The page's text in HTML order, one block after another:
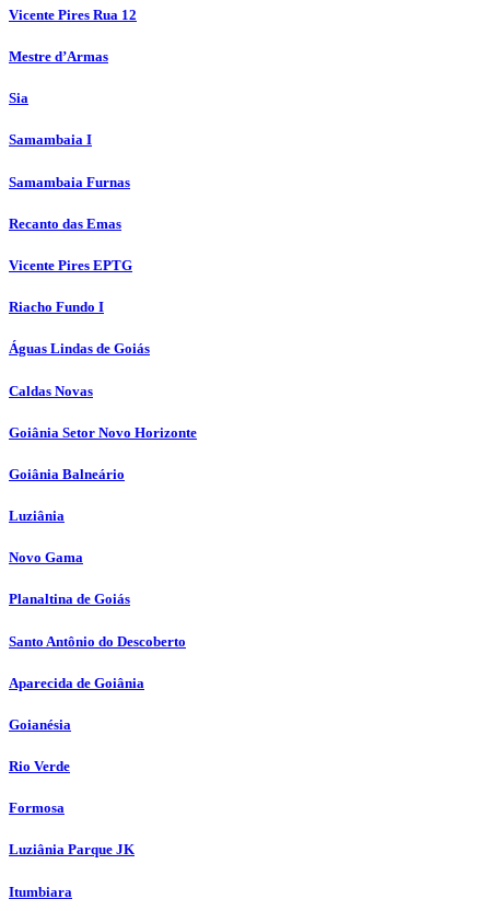
Vicente Pires Rua 12
Mestre d’Armas
Sia
Samambaia I
Samambaia Furnas
Recanto das Emas
Vicente Pires EPTG
Riacho Fundo I
Águas Lindas de Goiás
Caldas Novas
Goiânia Setor Novo Horizonte
Goiânia Balneário
Luziânia
Novo Gama
Planaltina de Goiás
Santo Antônio do Descoberto
Aparecida de Goiânia
Goianésia
Rio Verde
Formosa
Luziânia Parque JK
Itumbiara